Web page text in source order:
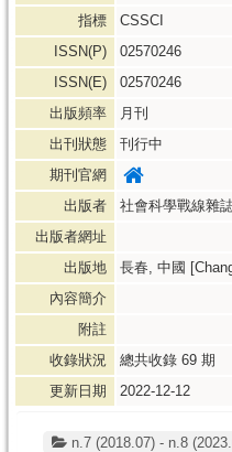
指標
CSSCI
ISSN(P)
02570246
ISSN(E)
02570246
出版頻率
月刊
出刊狀態
刊行中
期刊官網
出版者
社會科學戰線雜
出版者網址
出版地
長春, 中國
內容簡介
附註
收錄狀況
總共收錄 69 期
更新日期
2022-12-12
n.7 (2018.07) - n.8